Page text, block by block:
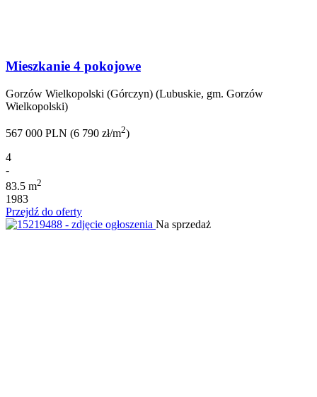
Mieszkanie 4 pokojowe
Gorzów Wielkopolski (Górczyn) (Lubuskie, gm. Gorzów
Wielkopolski)
567 000 PLN (6 790 zł/m2)
4
-
83.5 m2
1983
Przejdź do oferty
Na sprzedaż